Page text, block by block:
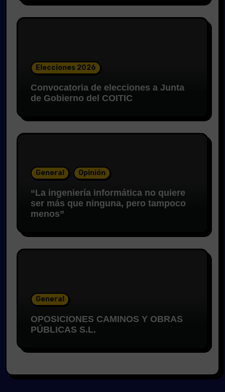
Elecciones 2026
Convocatoria de elecciones a Junta
de Gobierno del COITIC
General Opinión
“La ingeniería informática no quiere
ser más que ninguna, pero tampoco
menos”
General
OPOSICIONES CAMINOS Y OBRAS
PÚBLICAS S.L.